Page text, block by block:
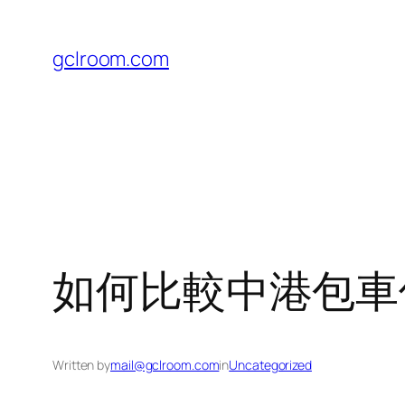
content
gclroom.com
如何比較中港包
Written bymail@gclroom.cominUncategorized